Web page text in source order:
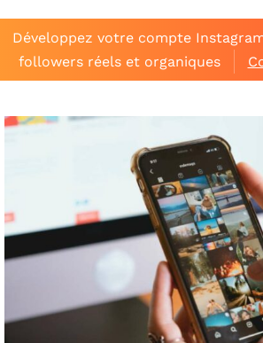
Développez votre compte
followers réels et organiques